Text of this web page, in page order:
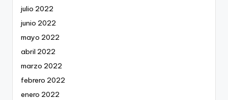
julio 2022
junio 2022
mayo 2022
abril 2022
marzo 2022
febrero 2022
enero 2022